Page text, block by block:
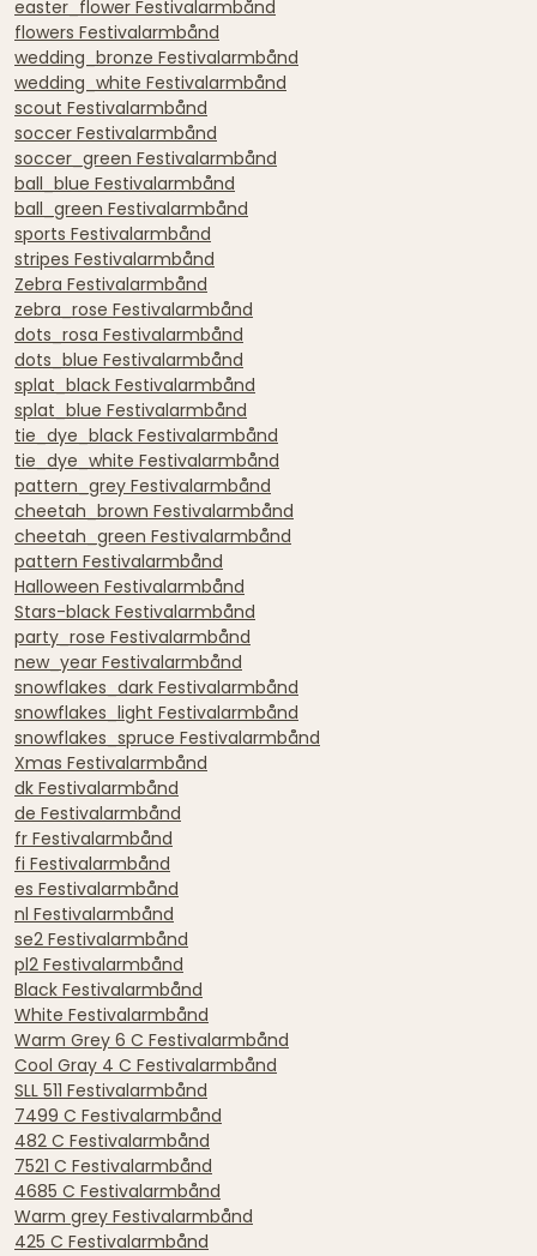
easter_flower Festivalarmbånd
flowers Festivalarmbånd
wedding_bronze Festivalarmbånd
wedding_white Festivalarmbånd
scout Festivalarmbånd
soccer Festivalarmbånd
soccer_green Festivalarmbånd
ball_blue Festivalarmbånd
ball_green Festivalarmbånd
sports Festivalarmbånd
stripes Festivalarmbånd
Zebra Festivalarmbånd
zebra_rose Festivalarmbånd
dots_rosa Festivalarmbånd
dots_blue Festivalarmbånd
splat_black Festivalarmbånd
splat_blue Festivalarmbånd
tie_dye_black Festivalarmbånd
tie_dye_white Festivalarmbånd
pattern_grey Festivalarmbånd
cheetah_brown Festivalarmbånd
cheetah_green Festivalarmbånd
pattern Festivalarmbånd
Halloween Festivalarmbånd
Stars-black Festivalarmbånd
party_rose Festivalarmbånd
new_year Festivalarmbånd
snowflakes_dark Festivalarmbånd
snowflakes_light Festivalarmbånd
snowflakes_spruce Festivalarmbånd
Xmas Festivalarmbånd
dk Festivalarmbånd
de Festivalarmbånd
fr Festivalarmbånd
fi Festivalarmbånd
es Festivalarmbånd
nl Festivalarmbånd
se2 Festivalarmbånd
pl2 Festivalarmbånd
Black Festivalarmbånd
White Festivalarmbånd
Warm Grey 6 C Festivalarmbånd
Cool Gray 4 C Festivalarmbånd
SLL 511 Festivalarmbånd
7499 C Festivalarmbånd
482 C Festivalarmbånd
7521 C Festivalarmbånd
4685 C Festivalarmbånd
Warm grey Festivalarmbånd
425 C Festivalarmbånd